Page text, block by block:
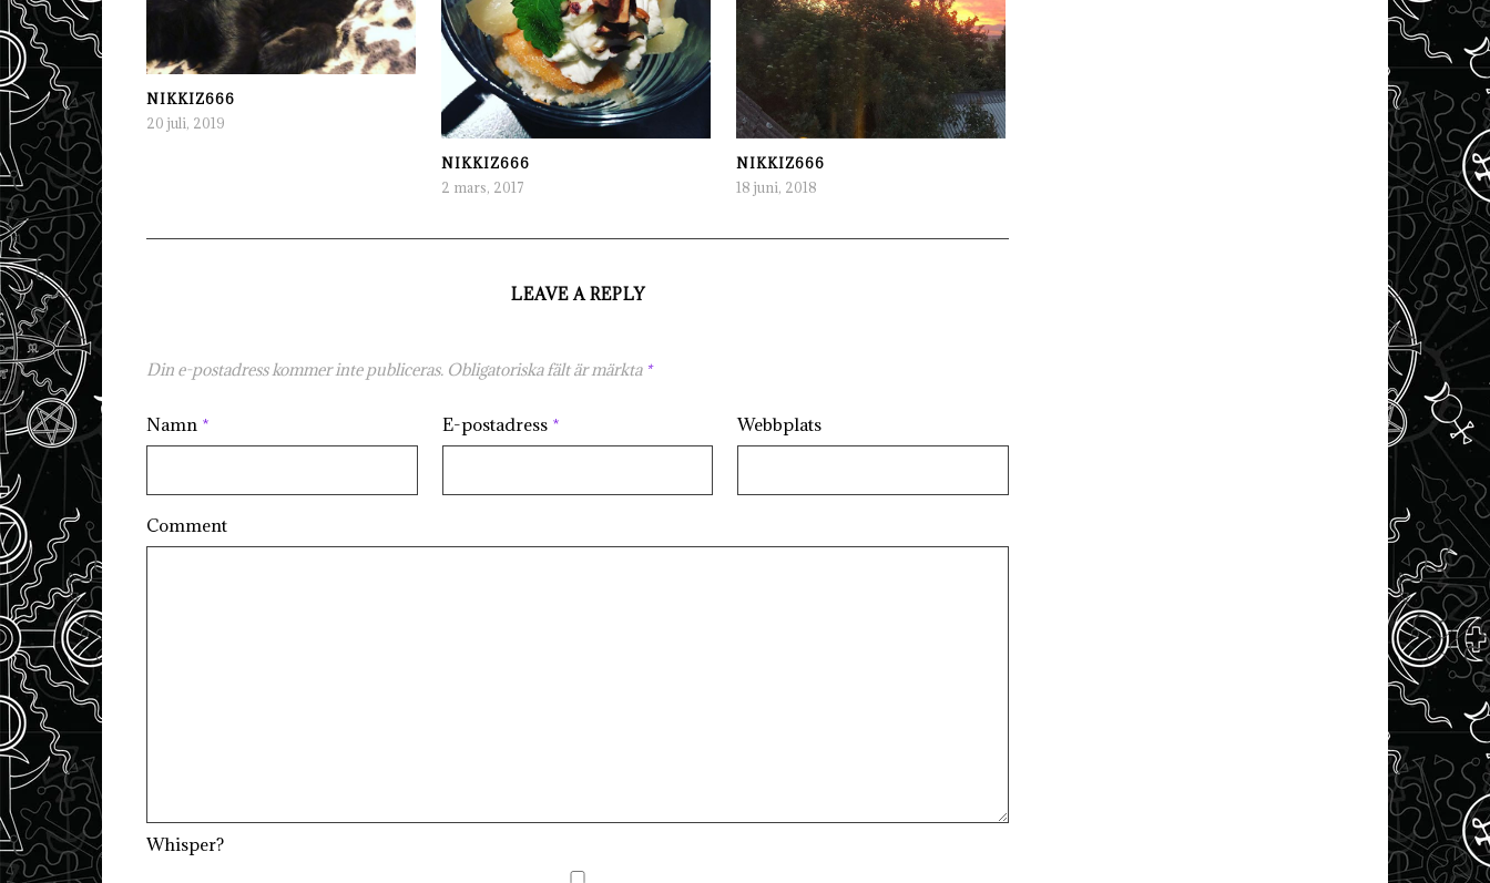
NIKKIZ666
20 juli, 2019
NIKKIZ666
2 mars, 2017
NIKKIZ666
18 juni, 2018
LEAVE A REPLY
Din e-postadress kommer inte publiceras. Obligatoriska fält är märkta *
Namn * E-postadress * Webbplats
Comment
Whisper?